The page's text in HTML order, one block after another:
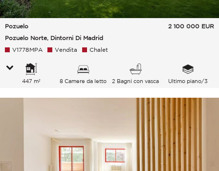
Pozuelo
Pozuelo Norte, Dintorni Di Madrid
2 100 000 EUR
V1778MPA Vendita Chalet
447 m² 8 Camere da letto 2 Bagni con vasca Ultimo piano/3